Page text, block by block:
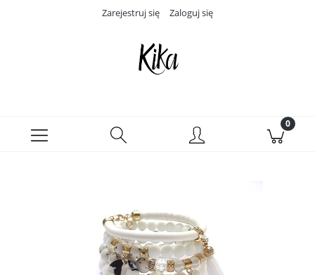
Zarejestruj się Zaloguj się